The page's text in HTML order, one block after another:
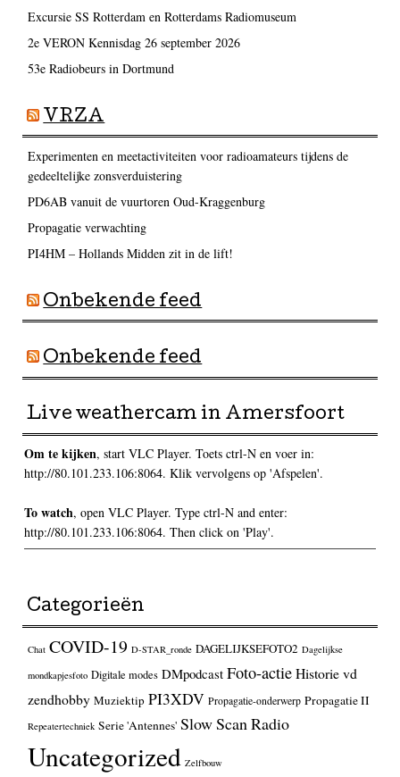
Excursie SS Rotterdam en Rotterdams Radiomuseum
2e VERON Kennisdag 26 september 2026
53e Radiobeurs in Dortmund
VRZA
Experimenten en meetactiviteiten voor radioamateurs tijdens de
gedeeltelijke zonsverduistering
PD6AB vanuit de vuurtoren Oud-Kraggenburg
Propagatie verwachting
PI4HM – Hollands Midden zit in de lift!
Onbekende feed
Onbekende feed
Live weathercam in Amersfoort
Om te kijken, start VLC Player. Toets ctrl-N en voer in:
http://80.101.233.106:8064. Klik vervolgens op 'Afspelen'.
To watch, open VLC Player. Type ctrl-N and enter:
http://80.101.233.106:8064. Then click on 'Play'.
Categorieën
Chat COVID-19 D-STAR_ronde DAGELIJKSEFOTO2 Dagelijkse
mondkapjesfoto Digitale modes DMpodcast Foto-actieHistorie vd
zendhobby Muziektip PI3XDV Propagatie-onderwerp Propagatie II
Repeatertechniek Serie 'Antennes' Slow Scan Radio
Uncategorized Zelfbouw